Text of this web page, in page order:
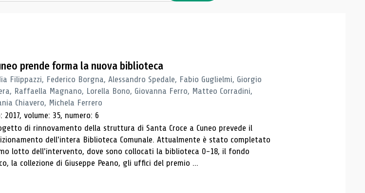
prende forma la nuova biblioteca
Filippazzi, Federico Borgna, Alessandro Spedale, Fabio Guglielmi, Giorgio
Raffaella Magnano, Lorella Bono, Giovanna Ferro, Matteo Corradini,
Chiavero, Michela Ferrero
2017, volume: 35, numero: 6
di rinnovamento della struttura di Santa Croce a Cuneo prevede il
dell'intera Biblioteca Comunale. Attualmente è stato completato
lotto dell'intervento, dove sono collocati la biblioteca 0-18, il fondo
la collezione di Giuseppe Peano, gli uffici del premio ...